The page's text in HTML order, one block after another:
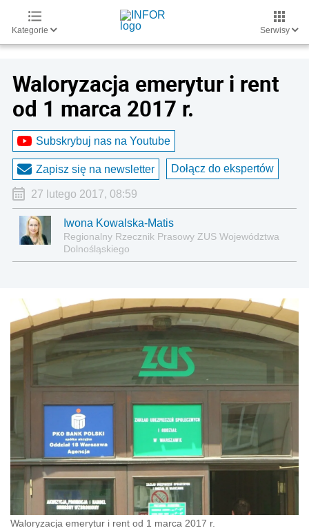
Kategorie Serwisy
Waloryzacja emerytur i rent
od 1 marca 2017 r.
Subskrybuj nas na Youtube
Zapisz się na newsletter Dołącz do ekspertów
27 lutego 2017, 08:59
Iwona Kowalska-Matis
Regionalny Rzecznik Prasowy ZUS Województwa
Dolnośląskiego
Waloryzacja emerytur i rent od 1 marca 2017 r.